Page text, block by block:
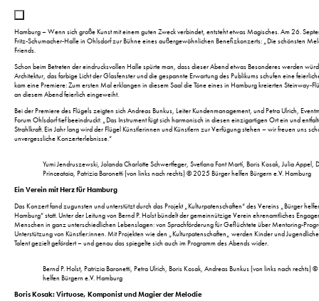
Hamburg – Wenn sich große Kunst mit einem guten Zweck verbindet, entsteht etwas Magisches. Am 26.
Fritz-Schumacher-Halle in Ohlsdorf zur Bühne eines außergewöhnlichen Benefizkonzerts: „Die schönsten
Friends.
Schon beim Betreten der eindrucksvollen Halle spürte man, dass dieser Abend etwas Besonderes werden
Architektur, das farbige Licht der Glasfenster und die gespannte Erwartung des Publikums schufen eine
kam eine Premiere: Zum ersten Mal erklangen in diesem Saal die Töne eines in Hamburg kreierten Steinway-
an diesem Abend feierlich eingeweiht.
Bei der Premiere des Flügels zeigten sich Andreas Bunkus, Leiter Kundenmanagement, und Petra Ulrich,
Forum Ohlsdorf tief beeindruckt: „Das Instrument fügt sich harmonisch in diesen einzigartigen Ort ein und
Strahlkraft. Ein Jahr lang wird der Flügel Künstlerinnen und Künstlern zur Verfügung stehen – wir freuen uns
unvergessliche Konzerterlebnisse.“
Yumi Jendruszewski, Jolanda Charlotte Schwertfeger, Svetlana Font Martí, Boris Kosak, Julia Appel,
Princeataia, Patrizia Baronetti (von links nach rechts) © 2025 Bürger helfen Bürgern e.V. Hamburg
Ein Verein mit Herz für Hamburg
Das Konzert fand zugunsten und unterstützt durch das Projekt „Kulturpatenschaften“ des Vereins „Bürger
Hamburg“ statt. Unter der Leitung von Bernd P. Holst bündelt der gemeinnützige Verein ehrenamtliches
Menschen in ganz unterschiedlichen Lebenslagen: von Sprachförderung für Geflüchtete über Mentoring-
Unterstützung von Künstler:innen. Mit Projekten wie den „Kulturpatenschaften„ werden Kinder und
Talent gezielt gefördert – und genau das spiegelte sich auch im Programm des Abends wider.
Bernd P. Holst, Patrizia Baronetti, Petra Ulrich, Boris Kosak, Andreas Bunkus (von links nach rechts)
helfen Bürgern e.V. Hamburg
Boris Kosak: Virtuose, Komponist und Magier der Melodie